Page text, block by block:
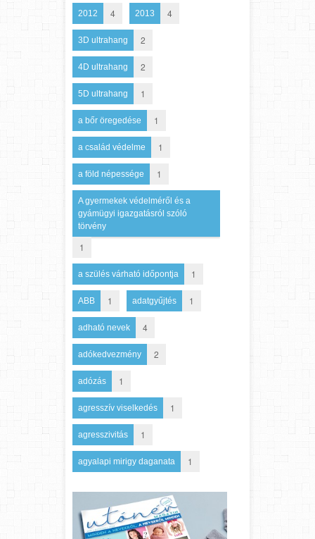
2012 4 2013 4
3D ultrahang 2
4D ultrahang 2
5D ultrahang 1
a bőr öregedése 1
a család védelme 1
a föld népessége 1
A gyermekek védelméről és a
gyámügyi igazgatásról szóló
törvény
1
a szülés várható időpontja 1
ABB 1 adatgyűjtés 1
adható nevek 4
adókedvezmény 2
adózás 1
agresszív viselkedés 1
agresszivitás 1
agyalapi mirigy daganata 1